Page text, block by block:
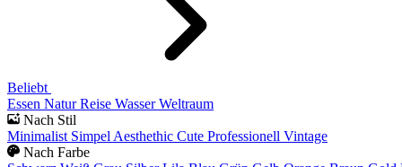
Beliebt
Essen Natur Reise Wasser Weltraum
Nach Stil
Minimalist Simpel Aesthethic Cute Professionell Vintage
Nach Farbe